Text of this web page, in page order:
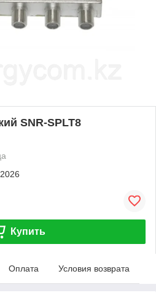
SNR-SPLT8
Купить
Оплата Условия возврата